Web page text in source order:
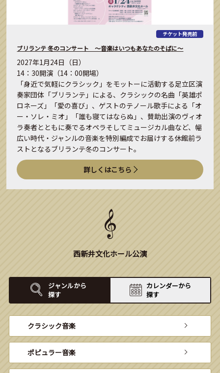
チケット発売前
ブリランテ 冬のコンサート ～音楽はいつもあなたのそばに～
2027年1月24日（日）
14：30開演（14：00開場）
「身近で気軽にクラシック」をモットーに活動する足立区演
奏家団体「ブリランテ」による、クラシックの名曲「英雄ポ
ロネーズ」「愛の喜び」、ゲストのテノール歌手による「オ
ー・ソレ・ミオ」「誰も寝てはならぬ」、賛助出演のヴィオ
ラ奏者とともに奏でるオペラそしてミュージカル曲など、幅
広い時代・ジャンルの音楽を特別編成でお届けする休館前ラ
ストとなるブリランテ冬のコンサート。
詳しくはこちら
西新井文化ホール公演
ジャンルから
探す
カレンダーから
探す
クラシック音楽
ポピュラー音楽